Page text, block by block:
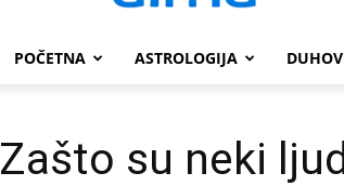
POČETNA ASTROLOGIJA
Zašto su neki